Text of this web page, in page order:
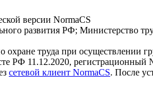
версии NormaCS
развития РФ; Министерство
труда при осуществлении
РФ 11.12.2020, регистрационный
сетевой клиент NormaCS. После